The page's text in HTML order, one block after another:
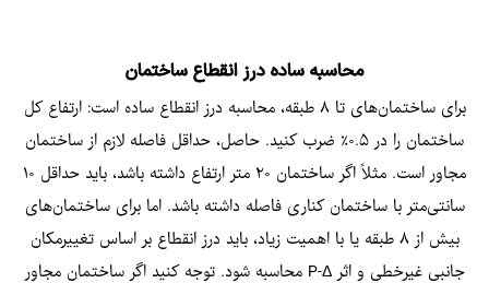
محاسبه ساده درز انقطاع ساختمان
برای ساختمان‌های تا ۸ طبقه، محاسبه درز انقطاع ساده است: ارتفاع کل
ساختمان را در ۰.۵٪ ضرب کنید. حاصل، حداقل فاصله لازم از ساختمان
مجاور است. مثلاً اگر ساختمان ۲۰ متر ارتفاع داشته باشد، باید حداقل ۱۰
سانتی‌متر با ساختمان کناری فاصله داشته باشد. اما برای ساختمان‌های
بیش از ۸ طبقه یا با اهمیت زیاد، باید درز انقطاع بر اساس تغییرمکان
جانبی غیرخطی و اثر P-Δ محاسبه شود. توجه کنید اگر ساختمان مجاور